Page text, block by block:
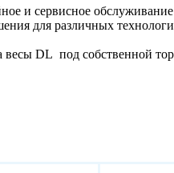
и сервисное
для различных
DL под собственной